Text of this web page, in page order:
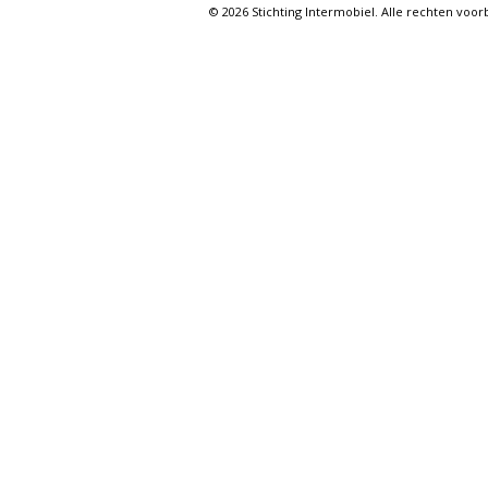
© 2026 Stichting Intermobiel. Alle rechten